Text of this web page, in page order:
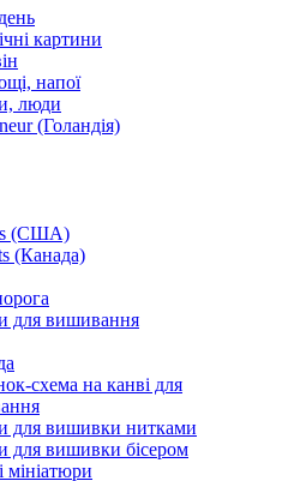
картини
напої
люди
(Голандія)
(США)
(Канада)
для вишивання
схема на канві для
для вишивки нитками
для вишивки бісером
мініатюри